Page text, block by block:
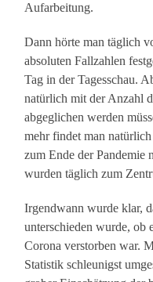
Aufarbeitung.
Dann hörte man täglich
absoluten Fallzahlen
Tag in der Tagesschau.
natürlich mit der Anzahl
abgeglichen werden
mehr findet man
zum Ende der
wurden täglich zum
Irgendwann wurde klar,
unterschieden wurde, ob
Corona verstorben war.
Statistik schleunigst